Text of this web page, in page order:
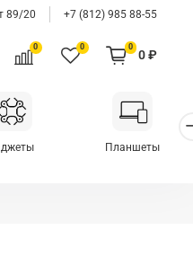
89/20 +7 (812) 985 88-55
0 0 0
0 ₽
Планшеты